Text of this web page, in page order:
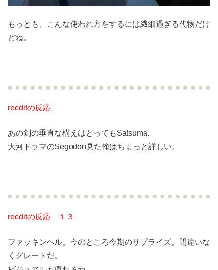
もっとも、こんな使われ方をするには繊細過ぎる代物だけ
どね。
redditの反応
あの剣の垂直な構えはとってもSatsuma.
大河ドラマのSegodon見た俺はちょっと詳しい。
redditの反応 １３
ファッキンヘル。今のところ今期のサプライズ。間違いな
くグレートだ。